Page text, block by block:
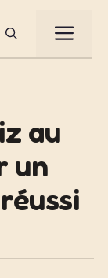
au
un